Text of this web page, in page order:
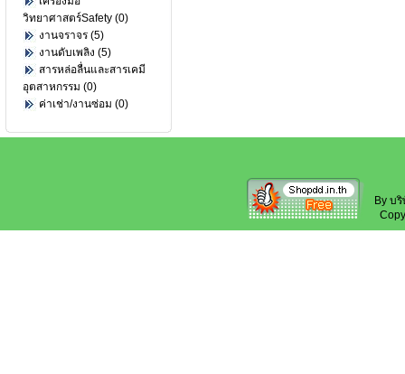
วิทยาศาสตร์Safety (0)
งานจราจร (5)
งานดับเพลิง (5)
สารหล่อลื่นและสารเคมี
อุตสาหกรรม (0)
ค่าเช่า/งานซ่อม (0)
By บ